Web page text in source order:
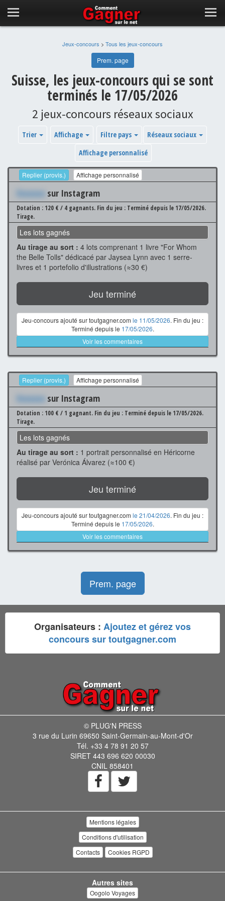
Jeux-concours > Tous les jeux-concours
Prem. page
Suisse, les jeux-concours qui se sont
terminés le 17/05/2026
2 jeux-concours réseaux sociaux
Trier Affichage Filtre pays
Réseaux sociaux
Affichage personnalisé
Replier (provis.) Affichage personnalisé
Xxxxxxx sur Instagram
Dotation : 120 € / 4 gagnants. Fin du jeu : Terminé depuis le 17/05/2026.
Tirage.
Les lots gagnés
Au tirage au sort : 4 lots comprenant 1 livre "For Whom
the Belle Tolls" dédicacé par Jaysea Lynn avec 1 serre-
livres et 1 portefolio d'illustrations (≈30 €)
Jeu terminé
Jeu-concours ajouté sur toutgagner.com le 11/05/2026. Fin du jeu :
Terminé depuis le 17/05/2026.
Voir les commentaires
Replier (provis.) Affichage personnalisé
Xxxxxxx sur Instagram
Dotation : 100 € / 1 gagnant. Fin du jeu : Terminé depuis le 17/05/2026.
Tirage.
Les lots gagnés
Au tirage au sort : 1 portrait personnalisé en Héricorne
réalisé par Verónica Álvarez (≈100 €)
Jeu terminé
Jeu-concours ajouté sur toutgagner.com le 21/04/2026. Fin du jeu :
Terminé depuis le 17/05/2026.
Voir les commentaires
Prem. page
Organisateurs : Ajoutez et gérez vos
concours sur toutgagner.com
© PLUG'N PRESS
3 rue du Lurin 69650 Saint-Germain-au-Mont-d'Or
Tél. +33 4 78 91 20 57
SIRET 443 696 620 00030
CNIL 858401
Mentions légales
Conditions d'utilisation
Contacts
Cookies RGPD
Autres sites
Oogolo Voyages